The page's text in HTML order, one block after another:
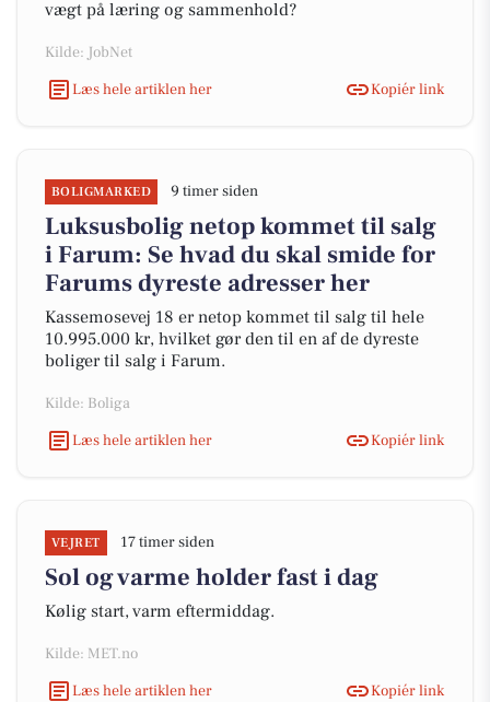
vægt på læring og sammenhold?
Kilde: JobNet
Læs hele artiklen her
Kopiér link
BOLIGMARKED 9 timer siden
Luksusbolig netop kommet til salg
i Farum: Se hvad du skal smide for
Farums dyreste adresser her
Kassemosevej 18 er netop kommet til salg til hele
10.995.000 kr, hvilket gør den til en af de dyreste
boliger til salg i Farum.
Kilde: Boliga
Læs hele artiklen her
Kopiér link
VEJRET 17 timer siden
Sol og varme holder fast i dag
Kølig start, varm eftermiddag.
Kilde: MET.no
Læs hele artiklen her
Kopiér link